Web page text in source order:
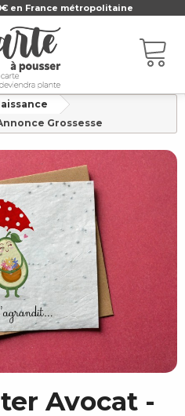
en France métropolitaine
Grossesse
Avocat -